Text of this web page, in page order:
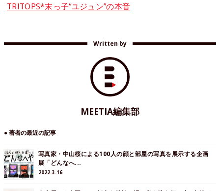
TRITOPS*末っ子“ユジュン”の本音
Written by
MEETIA編集部
● 著者の最近の記事
写真家・中山桜による100人の顔と部屋の写真を展示する企画
展「どんなへ...
2022.3.16